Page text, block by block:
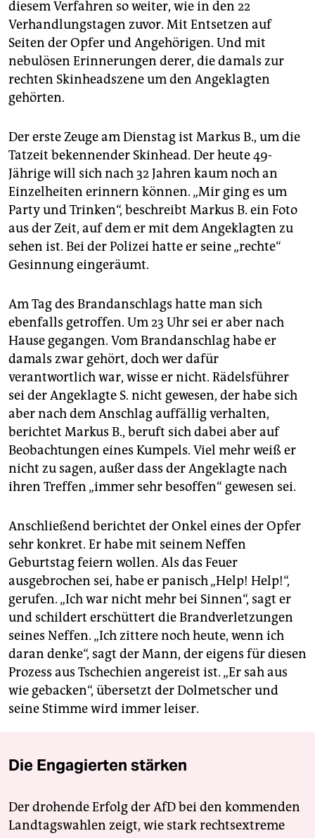
diesem Verfahren so weiter, wie in den 22
Verhandlungstagen zuvor. Mit Entsetzen auf
Seiten der Opfer und Angehörigen. Und mit
nebulösen Erinnerungen derer, die damals zur
rechten Skinheadszene um den Angeklagten
gehörten.
Der erste Zeuge am Dienstag ist Markus B., um die
Tatzeit bekennender Skinhead. Der heute 49-
Jährige will sich nach 32 Jahren kaum noch an
Einzelheiten erinnern können. „Mir ging es um
Party und Trinken“, beschreibt Markus B. ein Foto
aus der Zeit, auf dem er mit dem Angeklagten zu
sehen ist. Bei der Polizei hatte er seine „rechte“
Gesinnung eingeräumt.
Am Tag des Brandanschlags hatte man sich
ebenfalls getroffen. Um 23 Uhr sei er aber nach
Hause gegangen. Vom Brandanschlag habe er
damals zwar gehört, doch wer dafür
verantwortlich war, wisse er nicht. Rädelsführer
sei der Angeklagte S. nicht gewesen, der habe sich
aber nach dem Anschlag auffällig verhalten,
berichtet Markus B., beruft sich dabei aber auf
Beobachtungen eines Kumpels. Viel mehr weiß er
nicht zu sagen, außer dass der Angeklagte nach
ihren Treffen „immer sehr besoffen“ gewesen sei.
Anschließend berichtet der Onkel eines der Opfer
sehr konkret. Er habe mit seinem Neffen
Geburtstag feiern wollen. Als das Feuer
ausgebrochen sei, habe er panisch „Help! Help!“,
gerufen. „Ich war nicht mehr bei Sinnen“, sagt er
und schildert erschüttert die Brandverletzungen
seines Neffen. „Ich zittere noch heute, wenn ich
daran denke“, sagt der Mann, der eigens für diesen
Prozess aus Tschechien angereist ist. „Er sah aus
wie gebacken“, übersetzt der Dolmetscher und
seine Stimme wird immer leiser.
Die Engagierten stärken
Der drohende Erfolg der AfD bei den kommenden
Landtagswahlen zeigt, wie stark rechtsextreme